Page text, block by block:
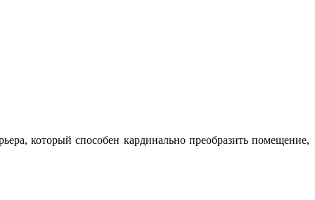
который способен кардинально преобразить помещение,